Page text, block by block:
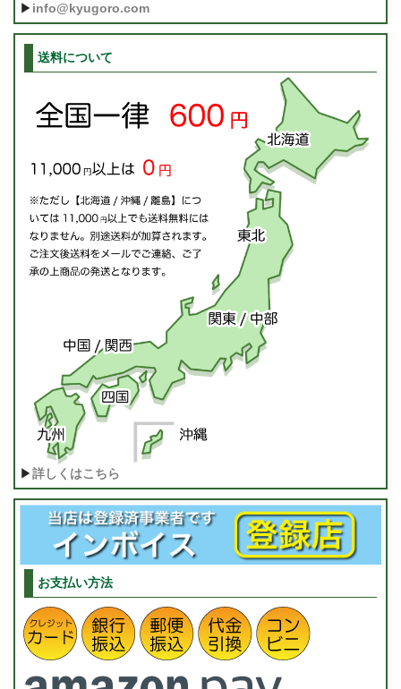
▶ info@kyugoro.com
送料について
▶詳しくはこちら
お支払い方法